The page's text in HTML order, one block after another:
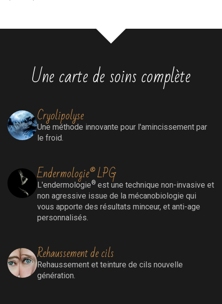
Une carte de soins complète
Cryolipolyse
Une méthode innovante pour l'amincissement par
le froid.
Endermologie® LPG
L'endermologie® est une technique non-invasive et
non agressive issue de la mécanobiologie qui
vous apporte des résultats minceur, et anti-age
personnalisés.
Rehaussement de cils
Rehaussement et teinture de cils nouvelle
génération.